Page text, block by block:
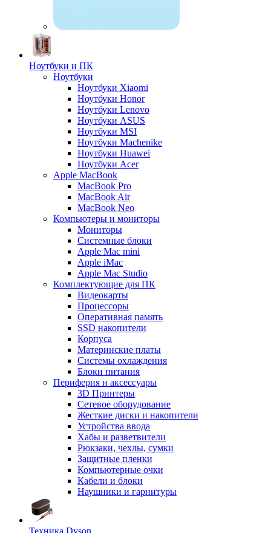
Ноутбуки и ПК
Ноутбуки
Ноутбуки Xiaomi
Ноутбуки Honor
Ноутбуки Lenovo
Ноутбуки ASUS
Ноутбуки MSI
Ноутбуки Machenike
Ноутбуки Huawei
Ноутбуки Acer
Apple MacBook
MacBook Pro
MacBook Air
MacBook Neo
Компьютеры и мониторы
Мониторы
Системные блоки
Apple Mac mini
Apple iMac
Apple Mac Studio
Комплектующие для ПК
Видеокарты
Процессоры
Оперативная память
SSD накопители
Корпуса
Материнские платы
Системы охлаждения
Блоки питания
Периферия и аксессуары
3D Принтеры
Сетевое оборудование
Жесткие диски и накопители
Устройства ввода
Хабы и разветвители
Рюкзаки, чехлы, сумки
Защитные пленки
Компьютерные очки
Кабели и блоки
Наушники и гарнитуры
Техника Dyson